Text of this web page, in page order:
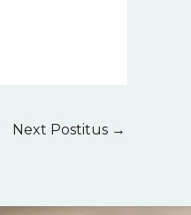
Next Postitus →